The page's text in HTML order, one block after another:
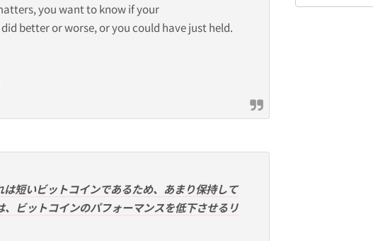
you want to know if your
better or worse, or you could have just held.
短いビットコインであるため、あまり保持して
ビットコインのパフォーマンスを低下させるリ